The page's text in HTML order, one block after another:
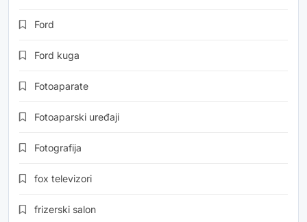
Ford
Ford kuga
Fotoaparate
Fotoaparski uređaji
Fotografija
fox televizori
frizerski salon